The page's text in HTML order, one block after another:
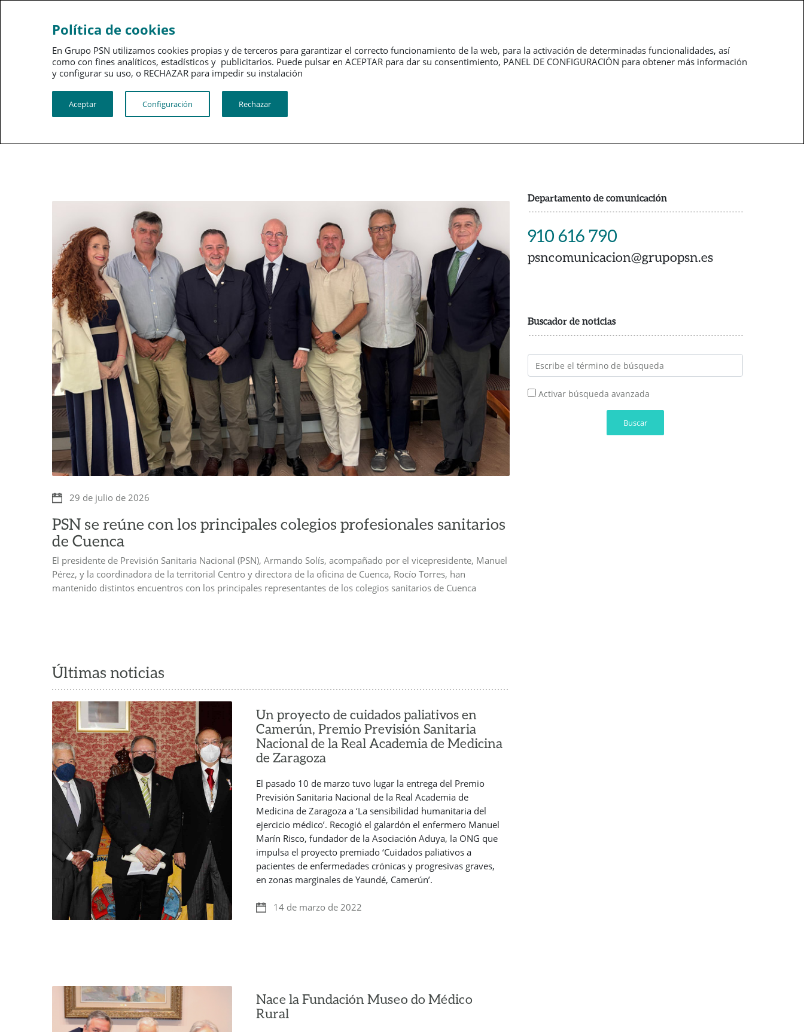
PSN
PSN al día Kit de prensa Revistas
Sala de Prensa
29 de julio de 2026
PSN se reúne con los principales colegios profesionales sanitarios
de Cuenca
El presidente de Previsión Sanitaria Nacional (PSN), Armando Solís, acompañado por el vicepresidente, Manuel
Pérez, y la coordinadora de la territorial Centro y directora de la oficina de Cuenca, Rocío Torres, han
mantenido distintos encuentros con los principales representantes de los colegios sanitarios de Cuenca
Últimas noticias
Un proyecto de cuidados paliativos en
Camerún, Premio Previsión Sanitaria
Nacional de la Real Academia de Medicina
de Zaragoza
El pasado 10 de marzo tuvo lugar la entrega del Premio
Previsión Sanitaria Nacional de la Real Academia de
Medicina de Zaragoza a ‘La sensibilidad humanitaria del
ejercicio médico’. Recogió el galardón el enfermero Manuel
Marín Risco, fundador de la Asociación Aduya, la ONG que
impulsa el proyecto premiado ‘Cuidados paliativos a
pacientes de enfermedades crónicas y progresivas graves,
en zonas marginales de Yaundé, Camerún’.
14 de marzo de 2022
Nace la Fundación Museo do Médico
Rural
Departamento de comunicación
910 616 790
psncomunicacion@grupopsn.es
Buscador de noticias
Activar búsqueda avanzada
Buscar
Política de cookies
En Grupo PSN utilizamos cookies propias y de terceros para garantizar el correcto funcionamiento de la web, para la activación de determinadas funcionalidades, así
como con fines analíticos, estadísticos y publicitarios. Puede pulsar en ACEPTAR para dar su consentimiento, PANEL DE CONFIGURACIÓN para obtener más información
y configurar su uso, o RECHAZAR para impedir su instalación​​​​​​​
Aceptar Configuración Rechazar